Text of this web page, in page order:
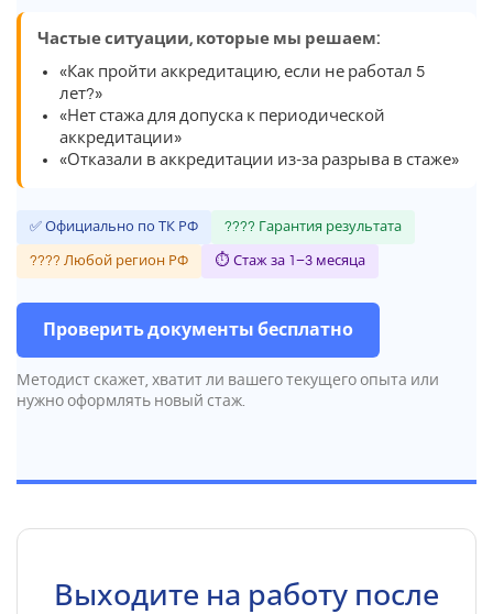
Частые ситуации, которые мы решаем:
«Как пройти аккредитацию, если не работал 5
лет?»
«Нет стажа для допуска к периодической
аккредитации»
«Отказали в аккредитации из-за разрыва в стаже»
✅ Официально по ТК РФ ???? Гарантия результата
???? Любой регион РФ ⏱ Стаж за 1–3 месяца
Проверить документы бесплатно
Методист скажет, хватит ли вашего текущего опыта или
нужно оформлять новый стаж.
Выходите на работу после